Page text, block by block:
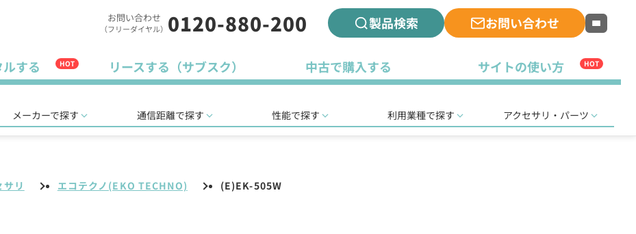
お問い合わせ
（フリーダイヤル） 0120-880-200 製品検索 お問い合わせ
ルする HOT リースする（サブスク） 中古で購入する サイトの使い方 HOT
メーカーで探す 通信距離で探す 性能で探す 利用業種で探す アクセサリ・パーツ
リ エコテクノ(EKO TECHNO) (E)EK-505W